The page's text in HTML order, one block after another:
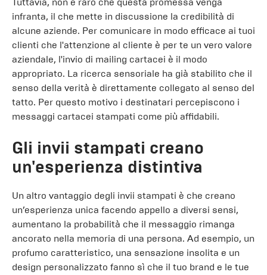
infranta, il che mette in discussione la credibilità di
alcune aziende. Per comunicare in modo efficace ai tuoi
clienti che l'attenzione al cliente è per te un vero valore
aziendale, l'invio di mailing cartacei è il modo
appropriato. La ricerca sensoriale ha già stabilito che il
senso della verità è direttamente collegato al senso del
tatto. Per questo motivo i destinatari percepiscono i
messaggi cartacei stampati come più affidabili.
Gli invii stampati creano
un'esperienza distintiva
Un altro vantaggio degli invii stampati è che creano
un’esperienza unica facendo appello a diversi sensi,
aumentano la probabilità che il messaggio rimanga
ancorato nella memoria di una persona. Ad esempio, un
profumo caratteristico, una sensazione insolita e un
design personalizzato fanno sì che il tuo brand e le tue